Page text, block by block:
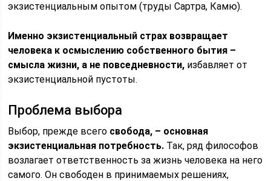
экзистенциальным опытом (труды Сартра, Камю).
Именно экзистенциальный страх возвращает
человека к осмыслению собственного бытия –
смысла жизни, а не повседневности, избавляет от
экзистенциальной пустоты.
Проблема выбора
Выбор, прежде всего свобода, – основная
экзистенциальная потребность. Так, ряд философов
возлагает ответственность за жизнь человека на него
самого. Он свободен в принимаемых решениях,